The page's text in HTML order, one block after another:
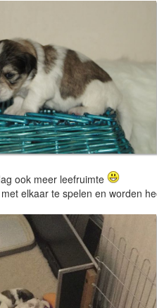
ook meer leefruimte
elkaar te spelen en worden